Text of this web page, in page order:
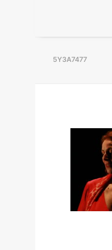
5Y3A7477